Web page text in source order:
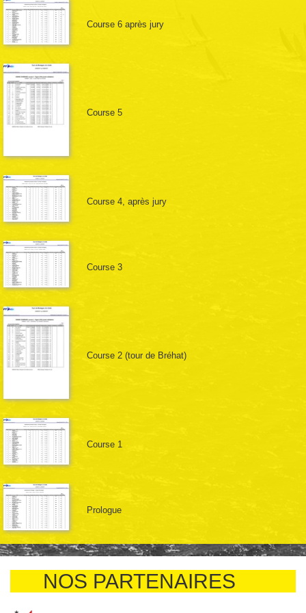
Course 6 après jury
Course 5
Course 4, après jury
Course 3
Course 2 (tour de Bréhat)
Course 1
Prologue
NOS PARTENAIRES